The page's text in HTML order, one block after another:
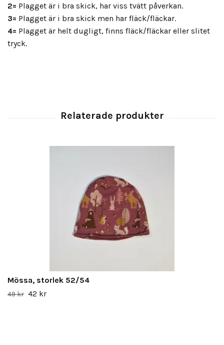
2= Plagget är i bra skick, har viss tvätt påverkan.
3= Plagget är i bra skick men har fläck/fläckar.
4= Plagget är helt dugligt, finns fläck/fläckar eller slitet
tryck.
Mössa, storlek 52/54
49 kr 42 kr